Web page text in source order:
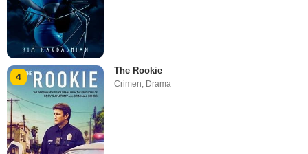
4
The Rookie
Crimen Drama